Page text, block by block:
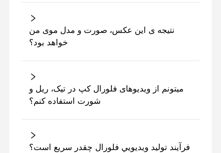
نتیجه ی این عکس، صورت و مدل موی من
خواهد بود؟
میتونم از ویدیوهای فلورال کپ در تیک، ریل و
شورت استفاده کنم؟
فرآيند توليد ويديويي فلورال چقدر سريع است؟